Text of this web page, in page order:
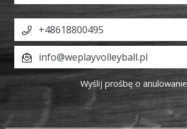
+48618800495
info@weplayvolleyball.pl
Wyślij prośbę o anulowanie